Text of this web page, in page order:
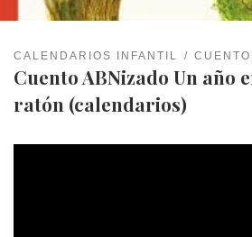
CALENDARIOS INFANTIL
Cuento ABNizado Un año
ratón (calendarios)